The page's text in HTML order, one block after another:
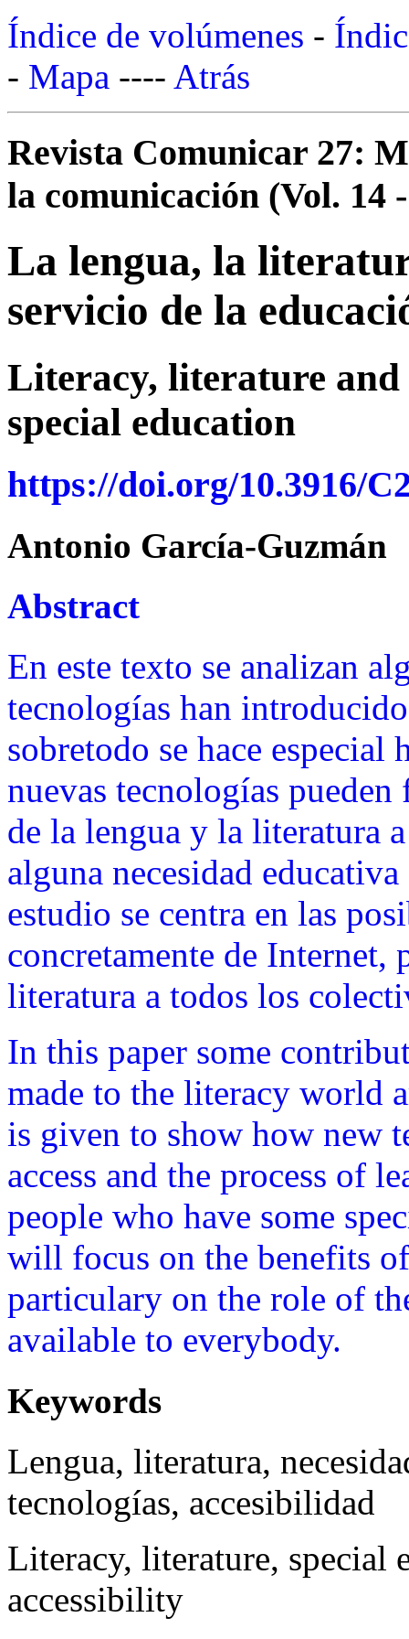
Índice de volúmenes -
- Mapa ---- Atrás
Revista Comunicar 27:
la comunicación (Vol. 14
La lengua, la
servicio de la
Literacy, literature and
special education
https://doi.org/10.3916/
Antonio García-Guzmán
Abstract
En este texto se analizan
tecnologías han
sobretodo se hace especial
nuevas tecnologías
de la lengua y la literatura
alguna necesidad
estudio se centra en las
concretamente de Internet,
literatura a todos los
In this paper some
made to the literacy world
is given to show how new
access and the process of
people who have some
will focus on the benefits
particulary on the role of
available to everybody.
Keywords
Lengua, literatura,
tecnologías, accesibilidad
Literacy, literature, special
accessibility